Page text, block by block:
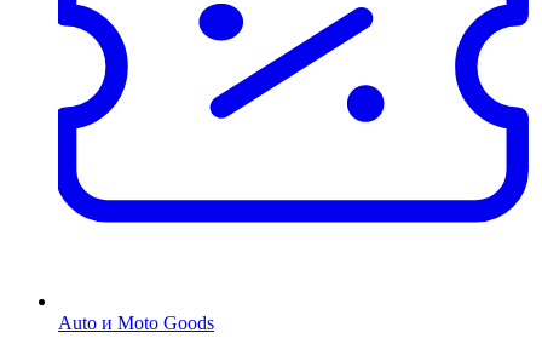
Auto и Moto Goods